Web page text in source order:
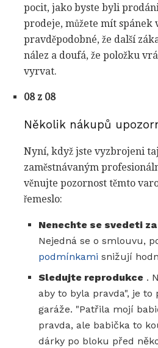
pocit, jako byste byli
prodeje, můžete mít spánek
pravděpodobné, že další
nález a doufá, že položku
vyrvat.
08 z 08
Několik nákupů
Nyní, když jste vyzbrojeni
zaměstnávaným
věnujte pozornost těmto
řemeslo:
Nenechte se svedeti
Nejedná se o smlouvu,
podmínkami snižují
Sledujte reprodukce .
aby to byla pravda", je to
garáže. "Patřila mojí
pravda, ale babička to
dárky po bloku před